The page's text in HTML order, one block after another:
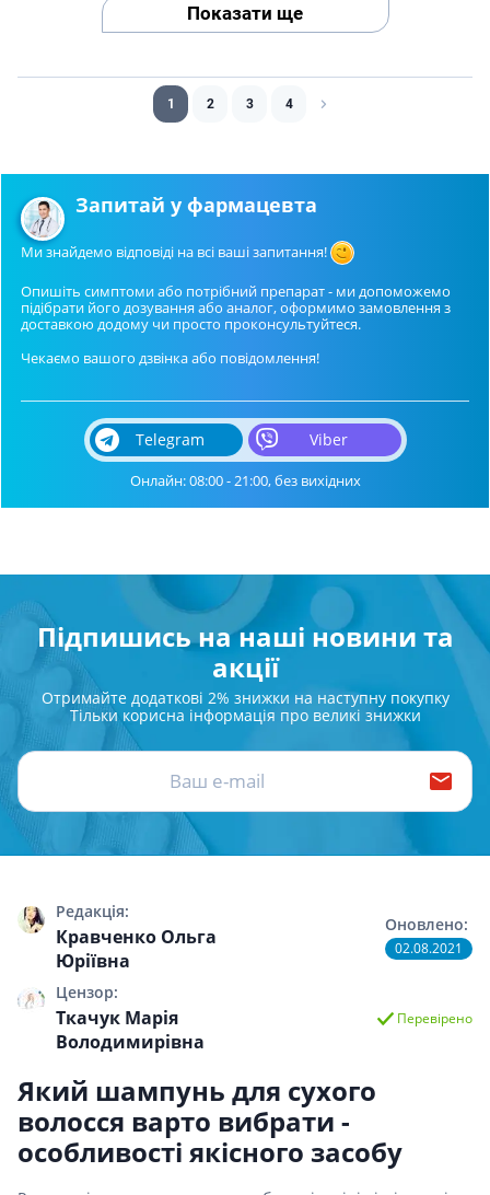
Показати ще
1 2 3 4
Запитай у фармацевта
Ми знайдемо відповіді на всі ваші запитання!
Опишіть симптоми або потрібний препарат - ми допоможемо
підібрати його дозування або аналог, оформимо замовлення з
доставкою додому чи просто проконсультуйтеся.
Чекаємо вашого дзвінка або повідомлення!
Telegram Viber
Онлайн: 08:00 - 21:00, без вихідних
Підпишись на наші новини та
акції
Отримайте додаткові 2% знижки на наступну покупку
Тільки корисна інформація про великі знижки
Редакція:
Кравченко Ольга
Юріївна
Цензор:
Ткачук Марія
Володимирівна
Оновлено:
02.08.2021
Перевірено
Який шампунь для сухого
волосся варто вибрати -
особливості якісного засобу